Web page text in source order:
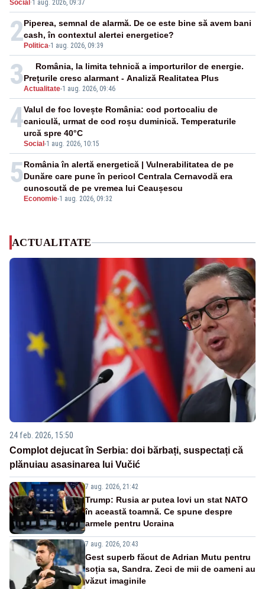
Social ·1 aug. 2026, 09:37
2 Politica-1 aug. 2026, 09:39
Piperea, semnal de alarmă. De ce este bine să avem bani
cash, în contextul alertei energetice?
3Actualitate-1 aug. 2026, 09:46
România, la limita tehnică a importurilor de energie.
Prețurile cresc alarmant - Analiză Realitatea Plus
4
Social -1 aug. 2026, 10:15
Valul de foc lovește România: cod portocaliu de
caniculă, urmat de cod roșu duminică. Temperaturile
urcă spre 40°C
5
Economie-1 aug. 2026, 09:32
România în alertă energetică | Vulnerabilitatea de pe
Dunăre care pune în pericol Centrala Cernavodă era
cunoscută de pe vremea lui Ceaușescu
ACTUALITATE
24 feb. 2026, 15:50
Complot dejucat în Serbia: doi bărbați, suspectați că
plănuiau asasinarea lui Vučić
7 aug. 2026, 21:42
Trump: Rusia ar putea lovi un stat NATO
în această toamnă. Ce spune despre
armele pentru Ucraina
7 aug. 2026, 20:43
Gest superb făcut de Adrian Mutu pentru
soția sa, Sandra. Zeci de mii de oameni au
văzut imaginile